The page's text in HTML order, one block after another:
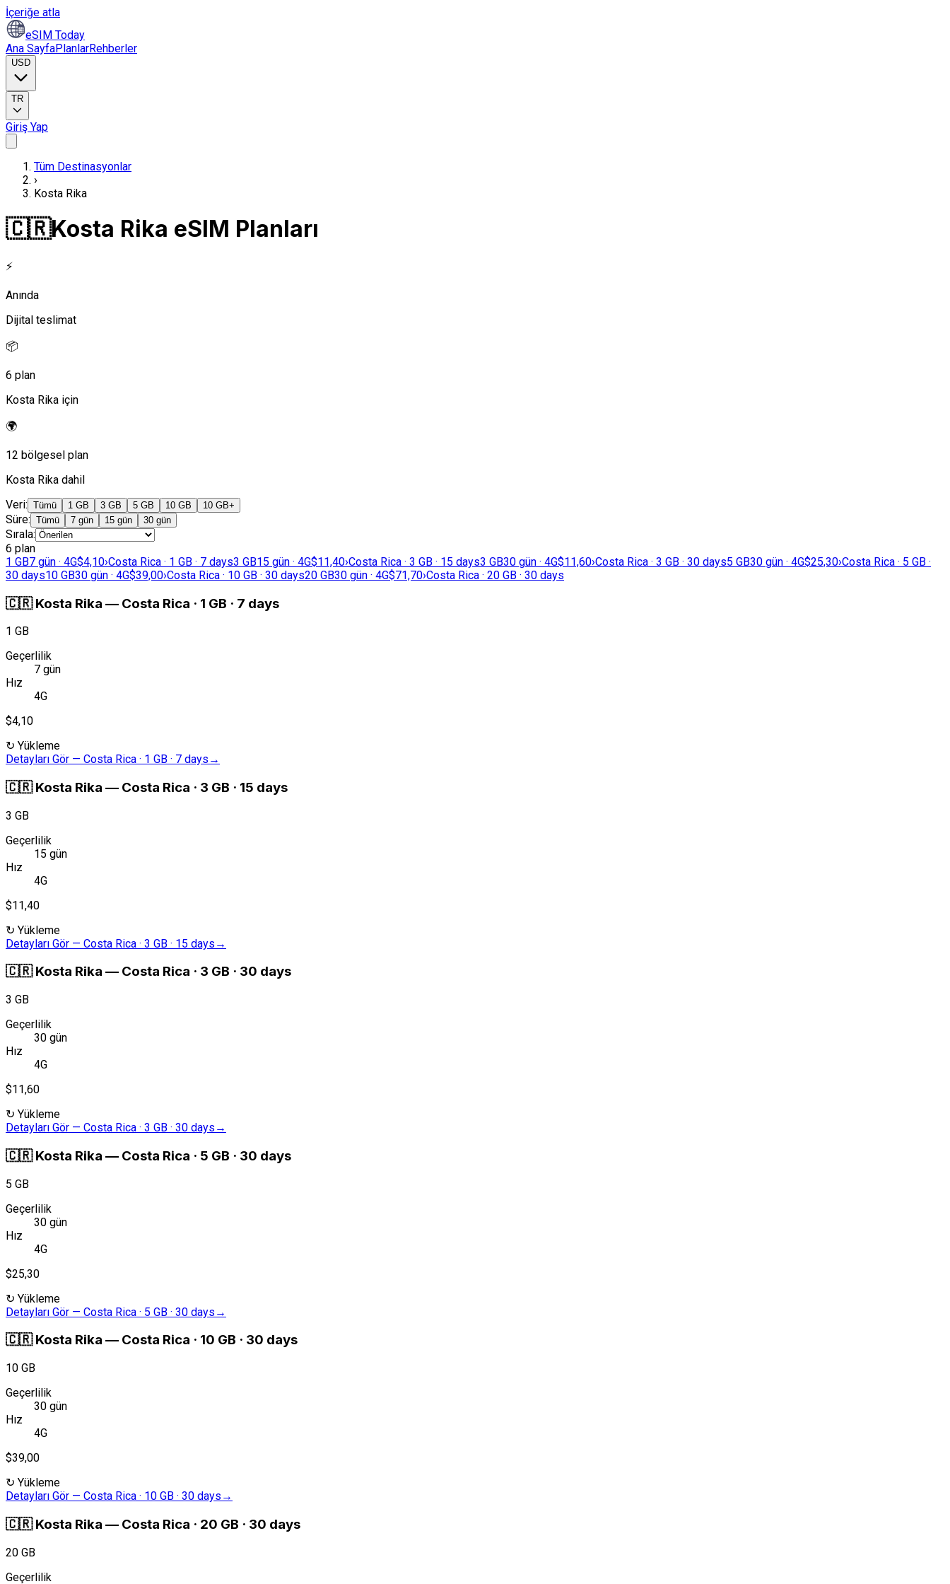
İçeriğe atla
eSIM Today
Ana SayfaPlanlarRehberler
USD
TR
Giriş Yap
Tüm Destinasyonlar
›
Kosta Rika
🇨🇷Kosta Rika eSIM Planları
⚡
Anında
Dijital teslimat
📦
6 plan
Kosta Rika için
🌍
12 bölgesel plan
Kosta Rika dahil
Veri: Tümü 1 GB 3 GB 5 GB 10 GB 10 GB+
Süre: Tümü 7 gün 15 gün 30 gün
Sırala:
6 plan
1 GB7 gün · 4G$4,10›Costa Rica · 1 GB · 7 days3 GB15 gün · 4G$11,40›Costa Rica · 3 GB · 15 days3 GB30 gün · 4G$11,60›Costa Rica · 3 GB · 30 days5 GB30 gün · 4G$25,30›Costa Rica · 5 GB ·
30 days10 GB30 gün · 4G$39,00›Costa Rica · 10 GB · 30 days20 GB30 gün · 4G$71,70›Costa Rica · 20 GB · 30 days
🇨🇷 Kosta Rika — Costa Rica · 1 GB · 7 days
1 GB
Geçerlilik
7 gün
Hız
4G
$4,10
↻ Yükleme
Detayları Gör — Costa Rica · 1 GB · 7 days →
🇨🇷 Kosta Rika — Costa Rica · 3 GB · 15 days
3 GB
Geçerlilik
15 gün
Hız
4G
$11,40
↻ Yükleme
Detayları Gör — Costa Rica · 3 GB · 15 days →
🇨🇷 Kosta Rika — Costa Rica · 3 GB · 30 days
3 GB
Geçerlilik
30 gün
Hız
4G
$11,60
↻ Yükleme
Detayları Gör — Costa Rica · 3 GB · 30 days →
🇨🇷 Kosta Rika — Costa Rica · 5 GB · 30 days
5 GB
Geçerlilik
30 gün
Hız
4G
$25,30
↻ Yükleme
Detayları Gör — Costa Rica · 5 GB · 30 days →
🇨🇷 Kosta Rika — Costa Rica · 10 GB · 30 days
10 GB
Geçerlilik
30 gün
Hız
4G
$39,00
↻ Yükleme
Detayları Gör — Costa Rica · 10 GB · 30 days →
🇨🇷 Kosta Rika — Costa Rica · 20 GB · 30 days
20 GB
Geçerlilik